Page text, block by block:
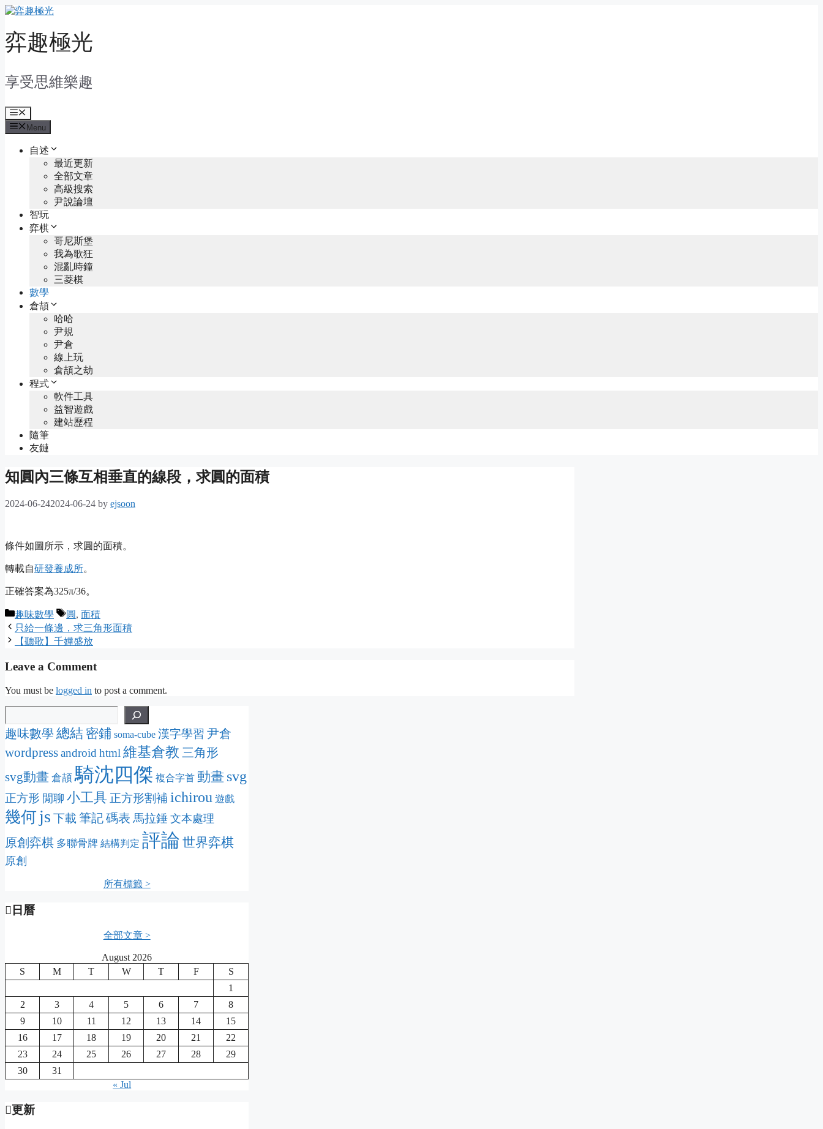
Skip
content
弈趣極光
享受思維樂趣
Menu
Menu
自述
最近更新
全部文章
高級搜索
尹說論壇
智玩
弈棋
哥尼斯堡
我為歌狂
混亂時鐘
三菱棋
數學
倉頡
哈哈
尹規
尹倉
線上玩
倉頡之劫
程式
軟件工具
益智遊戲
建站歷程
隨筆
友鏈
知圓內三條互相垂直的線段，求圓的面積
2024-06-242024-06-24 by ejsoon
條件如圖所示，求圓的面積。
轉載自研發養成所。
正確答案為325π/36。
Categories
趣味數學 Tags
圓 , 面積
只給一條邊，求三角形面積
【聽歌】千嬅盛放
Leave a Comment
You must be logged in to post a comment.
趣味數學 總結 密鋪 soma-cube 漢字學習 尹倉
wordpressandroid html 維基倉教 三角形
svg動畫 倉頡 騎沈四傑 複合字首 動畫 svg
正方形 閒聊 小工具 正方形割補 ichirou 遊戲
幾何js 下載 筆記碼表 馬拉錘 文本處理
原創弈棋 多聯骨牌 結構判定 評論 世界弈棋
原創
所有標籤 >
日曆
全部文章 >
August 2026
S
M T W T F
S
1
2
3 4 5 6 7
8
9
10 11 12 13 14
15
16
17 18 19 20 21
22
23
24 25 26 27 28
29
30
31
« Jul
更新